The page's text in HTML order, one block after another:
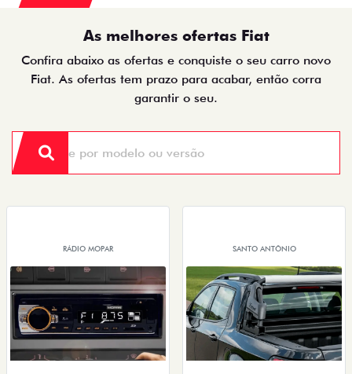
As melhores ofertas Fiat
Confira abaixo as ofertas e conquiste o seu carro novo
Fiat. As ofertas tem prazo para acabar, então corra
garantir o seu.
RÁDIO MOPAR SANTO ANTÔNIO